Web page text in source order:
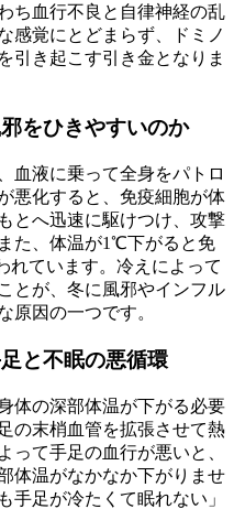
ち血行不良と自律神経の乱
感覚にとどまらず、ドミノ
引き起こす引き金となりま
をひきやすいのか
血液に乗って全身をパトロ
悪化すると、免疫細胞が体
とへ迅速に駆けつけ、攻撃
た、体温が1℃下がると免
れています。冷えによって
とが、冬に風邪やインフル
原因の一つです。
と不眠の悪循環
体の深部体温が下がる必要
の末梢血管を拡張させて熱
って手足の血行が悪いと、
体温がなかなか下がりませ
手足が冷たくて眠れない」